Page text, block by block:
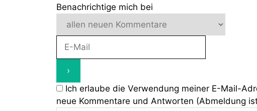
Benachrichtige mich bei
Ich erlaube die Verwendung meiner E-Mail-
neue Kommentare und Antworten (Abmeldung